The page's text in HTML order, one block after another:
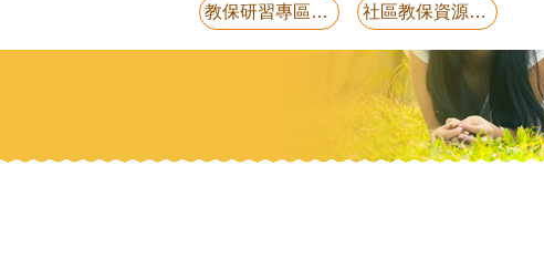
教保研習專區講義電子檔(11月25日研習-用藥安全) 社區教保資源中心